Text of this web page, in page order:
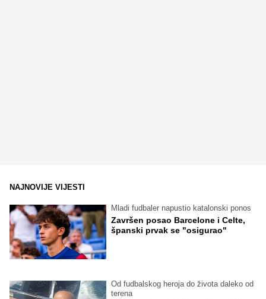
NAJNOVIJE VIJESTI
Mladi fudbaler napustio katalonski ponos
Završen posao Barcelone i Celte,
španski prvak se "osigurao"
Od fudbalskog heroja do života daleko od
terena